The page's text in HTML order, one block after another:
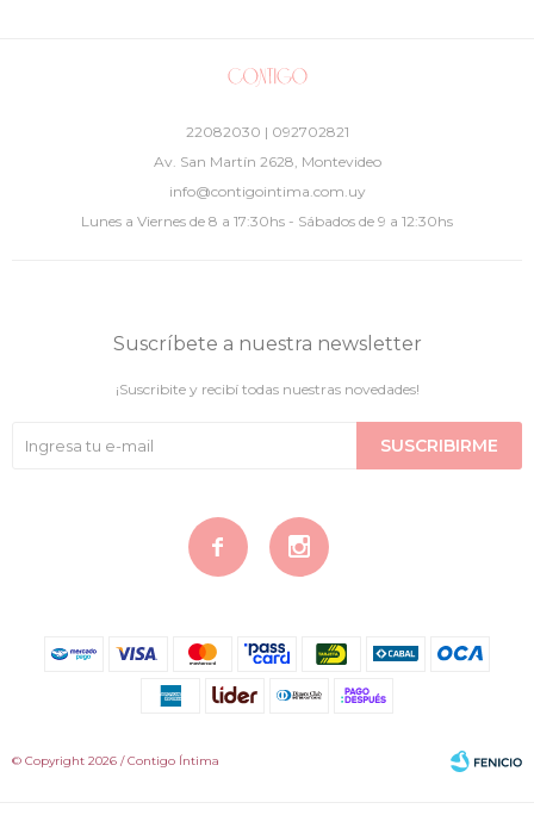
22082030 | 092702821
Av. San Martín 2628, Montevideo
info@contigointima.com.uy
Lunes a Viernes de 8 a 17:30hs - Sábados de 9 a 12:30hs
Suscríbete a nuestra newsletter
¡Suscribite y recibí todas nuestras novedades!
SUSCRIBIRME
 
© Copyright 2026 / Contigo Íntima